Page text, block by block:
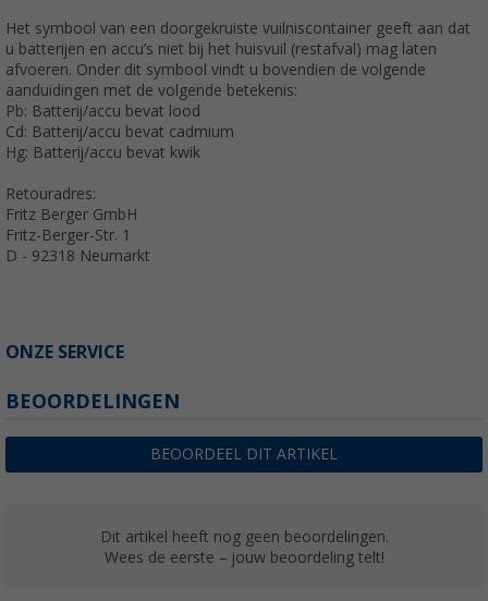
Het symbool van een doorgekruiste vuilniscontainer geeft aan dat
u batterijen en accu’s niet bij het huisvuil (restafval) mag laten
afvoeren. Onder dit symbool vindt u bovendien de volgende
aanduidingen met de volgende betekenis:
Pb: Batterij/accu bevat lood
Cd: Batterij/accu bevat cadmium
Hg: Batterij/accu bevat kwik
Retouradres:
Fritz Berger GmbH
Fritz-Berger-Str. 1
D - 92318 Neumarkt
ONZE SERVICE
BEOORDELINGEN
BEOORDEEL DIT ARTIKEL
Dit artikel heeft nog geen beoordelingen.
Wees de eerste – jouw beoordeling telt!